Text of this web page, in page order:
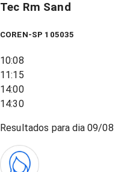
Tec Rm Sand
COREN-SP 105035
10:08
11:15
14:00
14:30
Resultados para dia09/08